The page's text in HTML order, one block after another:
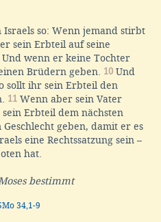
so: Wenn jemand stirbt
sein Erbteil auf seine
Und wenn er keine Tochter
Brüdern geben. 10 Und
sollt ihr sein Erbteil den
11 Wenn aber sein Vater
Erbteil dem nächsten
geben, damit er es
eine Rechtssatzung sein –
hat.
bestimmt
34,1-9